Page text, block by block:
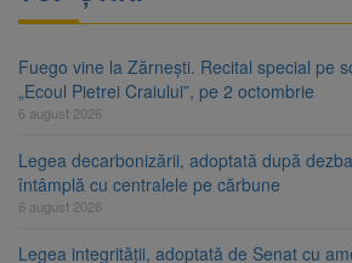
Fuego vine la Zărnești. Recital special pe
„Ecoul Pietrei Craiului”, pe 2 octombrie
6 august 2026
Legea decarbonizării, adoptată după
întâmplă cu centralele pe cărbune
6 august 2026
Legea integrității, adoptată de Senat cu